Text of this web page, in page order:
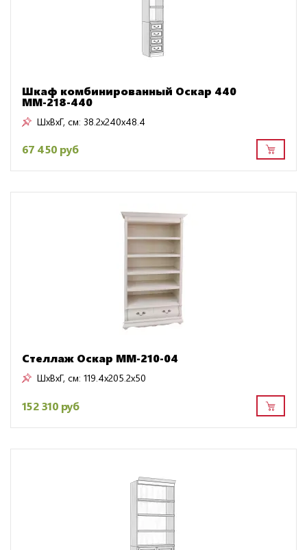
Шкаф комбинированный Оскар 440
ММ-218-440
ШxВxГ, см: 38.2x240x48.4
67 450 руб
Стеллаж Оскар ММ-210-04
ШxВxГ, см: 119.4x205.2x50
152 310 руб